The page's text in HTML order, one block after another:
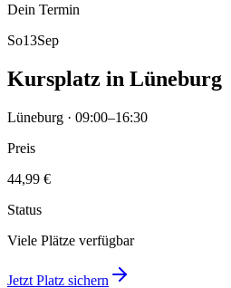
Dein Termin
So13Sep
Kursplatz in Lüneburg
Lüneburg · 09:00–16:30
Preis
44,99 €
Status
Viele Plätze verfügbar
Jetzt Platz sichern